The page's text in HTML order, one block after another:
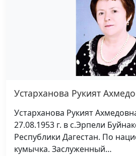
Устарханова Рукият
Устарханова Рукият
27.08.1953 г. в с.Эрпели
Республики Дагестан. По
кумычка. Заслуженный…